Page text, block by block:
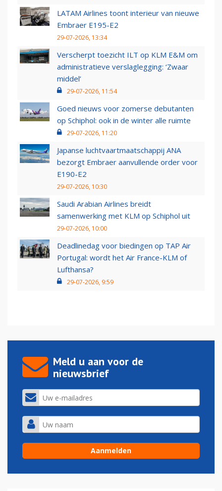
LATAM Airlines toont interieur van nieuwe
Embraer E195-E2
29-07-2026, 13:34
Verscherpt toezicht ILT op KLM E&M om
administratieve verslaglegging: ‘Zwaar
middel’
29-07-2026, 11:54
Goed nieuws voor zomerse debutanten
op Schiphol: ook in de winter alle ruimte
29-07-2026, 11:20
Japanse luchtvaartmaatschappij ANA
bezorgt Embraer aanvullende order voor
E190-E2
29-07-2026, 10:30
Saudi Arabian Airlines breidt
samenwerking met KLM op Schiphol uit
29-07-2026, 10:00
Deadlinedag voor biedingen op TAP Air
Portugal: wordt het Air France-KLM of
Lufthansa?
29-07-2026, 9:59
Meld u aan voor de
nieuwsbrief